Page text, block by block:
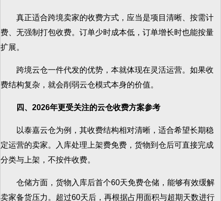
真正适合跨境卖家的收费方式，应当是项目清晰、按需计
费、无强制打包收费。订单少时成本低，订单增长时也能按量
扩展。
跨境云仓一件代发的优势，本就体现在灵活运营。如果收
费结构复杂，就会削弱云仓模式本身的价值。
四、2026年更受关注的云仓收费方案参考
以泰嘉云仓为例，其收费结构相对清晰，适合希望长期稳
定运营的卖家。入库处理上架费免费，货物到仓后可直接完成
分类与上架，不按件收费。
仓储方面，货物入库后首个60天免费仓储，能够有效缓解
卖家备货压力。超过60天后，再根据占用面积与超期天数进行